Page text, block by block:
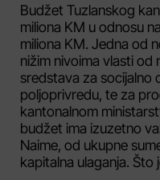
Budžet Tuzlanskog
miliona KM u odnosu
miliona KM. Jedna od
nižim nivoima vlasti od
sredstava za socijalno
poljoprivredu, te za
kantonalnom
budžet ima izuzetno
Naime, od ukupne
kapitalna ulaganja. Što